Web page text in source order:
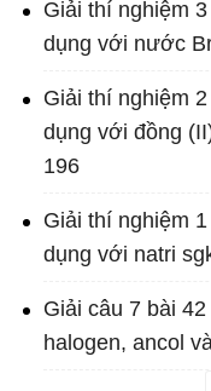
Giải thí nghiệm
dụng với nước
Giải thí nghiệm
dụng với đồng
196
Giải thí nghiệm
dụng với natri
Giải câu 7 bài
halogen, ancol